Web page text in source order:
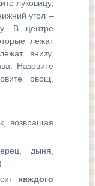
луковицу,
угол –
В центре
лежат
внизу.
Назовите
овощ,
возвращая
дыня,
каждого